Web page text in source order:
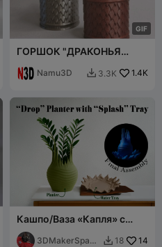
GIF
ГОРШОК "ДРАКОНЬЯ
Namu3D  3.3K 1.4K
Кашпо/Ваза «Капля» с
поддоном «Всплеск»
3DMakerSpace
 18 14